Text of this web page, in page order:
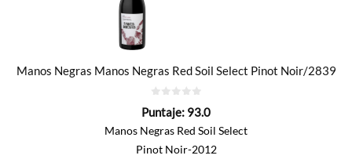
Manos Negras Manos Negras Red Soil Select Pinot Noir/2839
de
Puntaje: 93.0
Manos Negras Red Soil Select
Pinot Noir-2012